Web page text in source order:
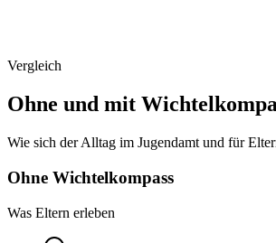
Vergleich
Ohne und mit
Wie sich der Alltag im Jugendamt und für
Ohne Wichtelkompass
Was Eltern erleben